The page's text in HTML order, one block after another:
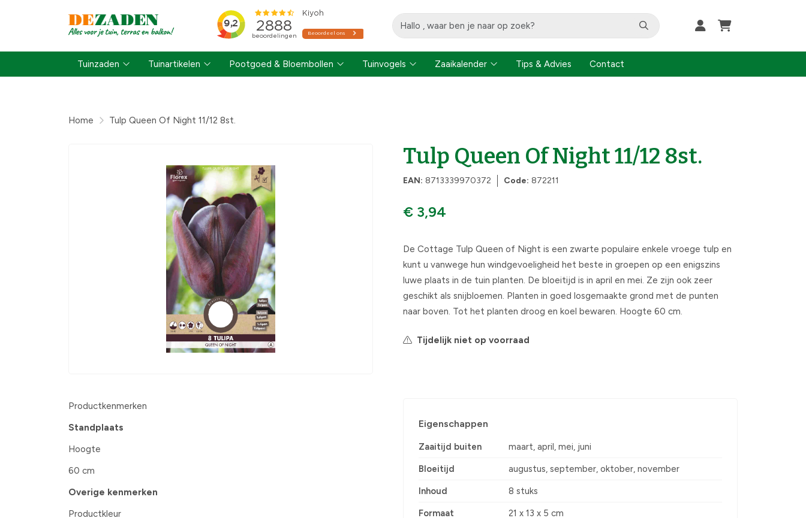
Tuinzaden Tuinartikelen Pootgoed & Bloembollen Tuinvogels Zaaikalender Tips & Advies Contact
Home Tulp Queen Of Night 11/12 8st.
Tulp Queen Of Night 11/12 8st.
EAN: 8713339970372 Code: 872211
€ 3,94
De Cottage Tulp Queen of Night is een zwarte populaire enkele vroege tulp en
kunt u vanwege hun windgevoeligheid het beste in groepen op een enigszins
luwe plaats in de tuin planten. De bloeitijd is in april en mei. Ze zijn ook zeer
geschikt als snijbloemen. Planten in goed losgemaakte grond met de punten
naar boven. Tot het planten droog en koel bewaren. Hoogte 60 cm.
Tijdelijk niet op voorraad
Productkenmerken
Standplaats
Hoogte
60 cm
Overige kenmerken
Productkleur
Eigenschappen
Zaaitijd buiten maart, april, mei, juni
Bloeitijd augustus, september, oktober, november
Inhoud 8 stuks
Formaat 21 x 13 x 5 cm